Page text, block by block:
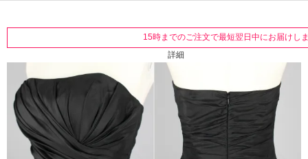
15時までのご注文で最短翌日中にお届けし
詳細